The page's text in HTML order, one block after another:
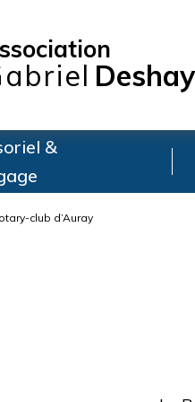
&
club d’Auray